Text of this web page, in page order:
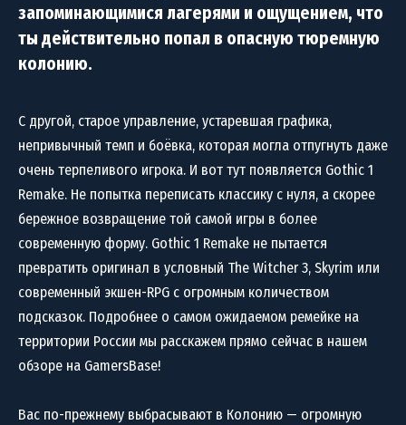
запоминающимися лагерями и ощущением, что
ты действительно попал в опасную тюремную
колонию.
С другой, старое управление, устаревшая графика,
непривычный темп и боёвка, которая могла отпугнуть даже
очень терпеливого игрока. И вот тут появляется Gothic 1
Remake. Не попытка переписать классику с нуля, а скорее
бережное возвращение той самой игры в более
современную форму. Gothic 1 Remake не пытается
превратить оригинал в условный The Witcher 3, Skyrim или
современный экшен-RPG с огромным количеством
подсказок. Подробнее о самом ожидаемом ремейке на
территории России мы расскажем прямо сейчас в нашем
обзоре на GamersBase!
Вас по-прежнему выбрасывают в Колонию — огромную